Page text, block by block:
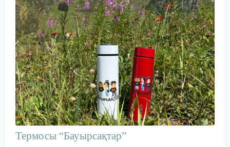
Термосы “Бауырсақтар”